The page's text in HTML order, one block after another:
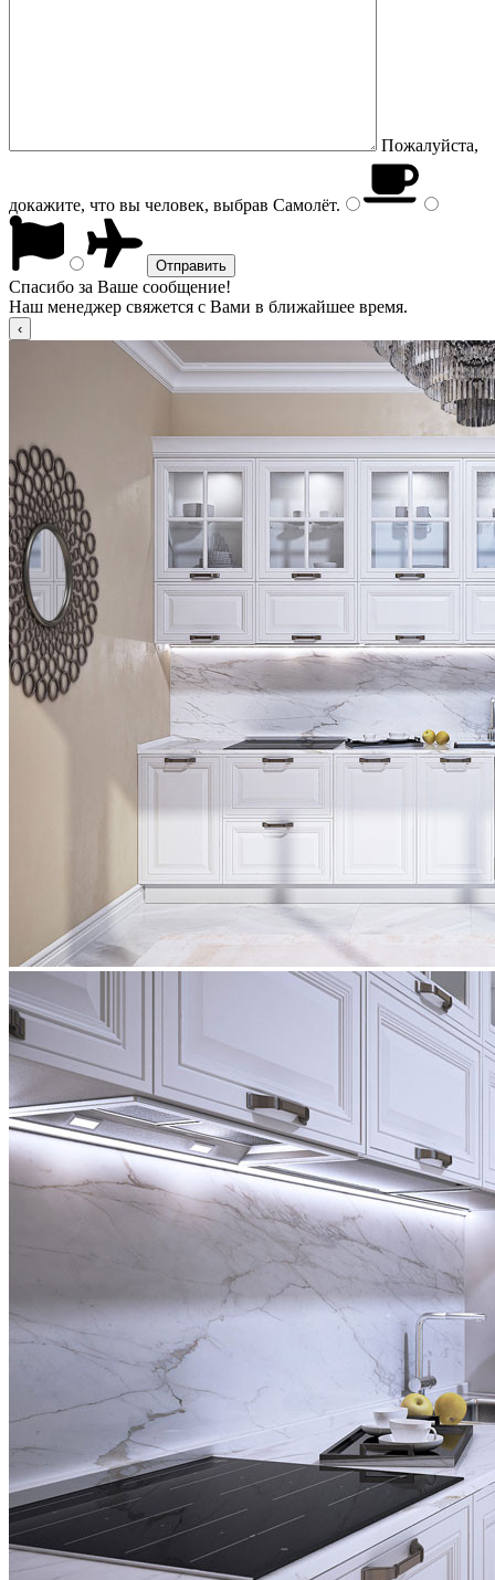
Пожалуйста,
докажите, что вы человек, выбрав Самолёт.
Спасибо за Ваше сообщение!
Наш менеджер свяжется с Вами в ближайшее время.